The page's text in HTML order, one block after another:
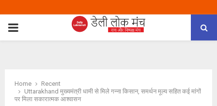
PRIMARY
Home
Recent
Uttarakhand मुख्यमंत्री धामी से मिले गन्ना किसान, समर्थन मूल्य सहित कई मांगों
पर मिला सकारात्मक आश्वासन